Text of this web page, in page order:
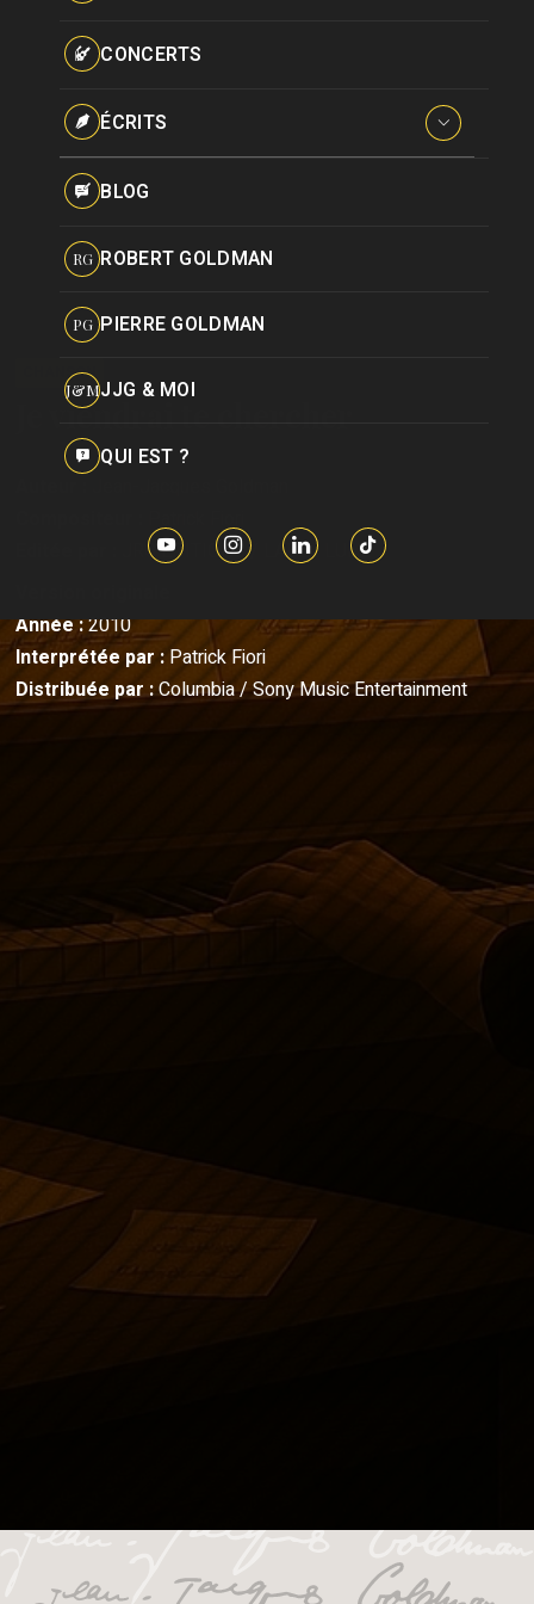
Pseudonymes
CONCERTS
ÉCRITS
Interviews
BLOG
RG ROBERT GOLDMAN
PG PIERRE GOLDMAN
J&MJJG & MOI
QUI EST ?
CHANSON
Je viendrai te chercher
JRG EDITIONS / LABEL LUNE
Année :2010
Interprétée par : Patrick Fiori
Distribuée par :Columbia / Sony Music Entertainment